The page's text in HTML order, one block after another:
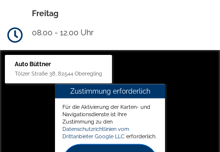
Freitag
08.00 - 12.00 Uhr
Auto Büttner
Tölzer Straße 38, 82544 Oberegling
Zustimmung erforderlich
Für die Aktivierung der Karten- und
Navigationsdienste ist Ihre
Zustimmung zu den
Datenschutzrichtlinien vom
Drittanbieter Google LLC erforderlich.